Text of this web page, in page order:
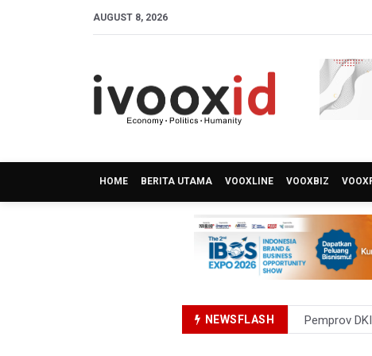
AUGUST 8, 2026
HOME BERITA UTAMA VOOXLINE VOOXBIZ
NEWSFLASH
Pemprov